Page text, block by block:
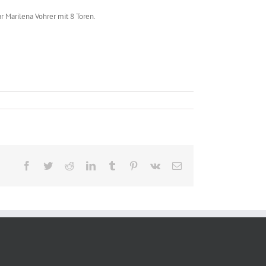
Marilena Vohrer mit 8 Toren.
Facebook
TwitterRedditLinkedInTumblr Pinterest
Vk
E-